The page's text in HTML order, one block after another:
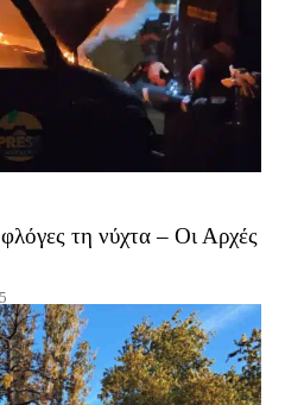
τη νύχτα – Οι Αρχές